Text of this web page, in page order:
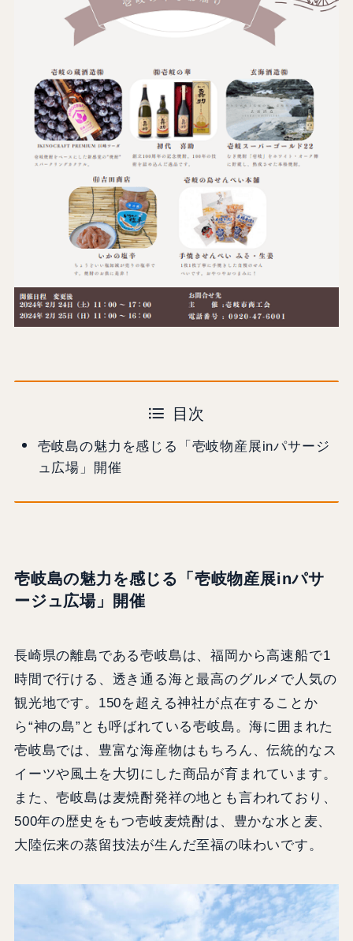
目次
壱岐島の魅力を感じる「壱岐物産展inパサージ
ュ広場」開催
壱岐島の魅力を感じる「壱岐物産展inパサ
ージュ広場」開催
長崎県の離島である壱岐島は、福岡から高速船で1
時間で行ける、透き通る海と最高のグルメで人気の
観光地です。150を超える神社が点在することか
ら“神の島”とも呼ばれている壱岐島。海に囲まれた
壱岐島では、豊富な海産物はもちろん、伝統的なス
イーツや風土を大切にした商品が育まれています。
また、壱岐島は麦焼酎発祥の地とも言われており、
500年の歴史をもつ壱岐麦焼酎は、豊かな水と麦、
大陸伝来の蒸留技法が生んだ至福の味わいです。